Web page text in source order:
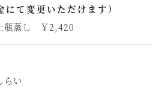
て変更いただけます）
瓶蒸し ￥2,420
い